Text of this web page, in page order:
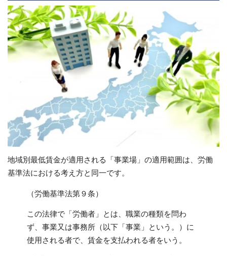
地域別最低賃金が適用される「事業場」の適用範囲は、労働
基準法における考え方と同一です。
（労働基準法第９条）
この法律で「労働者」とは、職業の種類を問わ
ず、事業又は事務所（以下「事業」という。）に
使用される者で、賃金を支払われる者をいう。